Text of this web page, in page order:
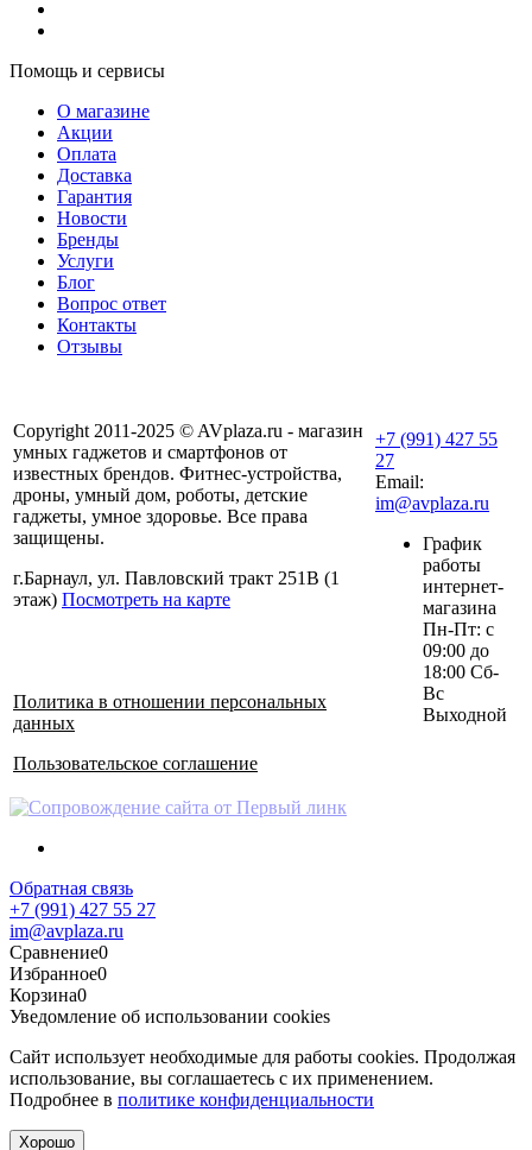
Помощь и сервисы
О магазине
Акции
Оплата
Доставка
Гарантия
Новости
Бренды
Услуги
Блог
Вопрос ответ
Контакты
Отзывы
Copyright 2011-2025 © AVplaza.ru - магазин
умных гаджетов и смартфонов от
известных брендов. Фитнес-устройства,
дроны, умный дом, роботы, детские
гаджеты, умное здоровье. Все права
защищены.
г.Барнаул, ул. Павловский тракт 251В (1
этаж) Посмотреть на карте
Политика в отношении персональных
данных
Пользовательское соглашение
+7 (991) 427 55
27
Email:
im@avplaza.ru
График
работы
интернет-
магазина
Пн-Пт: с
09:00 до
18:00 Сб-
Вс
Выходной
Обратная связь
+7 (991) 427 55 27
im@avplaza.ru
Сравнение0
Избранное0
Корзина0
Уведомление об использовании cookies
Сайт использует необходимые для работы cookies. Продолжая
использование, вы соглашаетесь с их применением.
Подробнее в политике конфиденциальности
Хорошо